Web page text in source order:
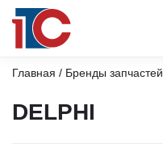
Главная / Бренды запчастей
DELPHI